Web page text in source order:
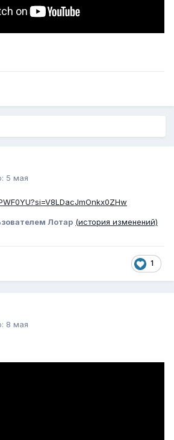
5 мая
Лотар (история изменений)
1
8 мая